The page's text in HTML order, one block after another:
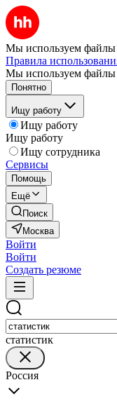
Мы используем файлы
Правила
Мы используем файлы
Понятно
Ищу работу
Ищу работу
Ищу работу
Ищу сотрудника
Сервисы
Помощь
Ещё
Поиск
Москва
Войти
Войти
Создать резюме
статистик
Россия